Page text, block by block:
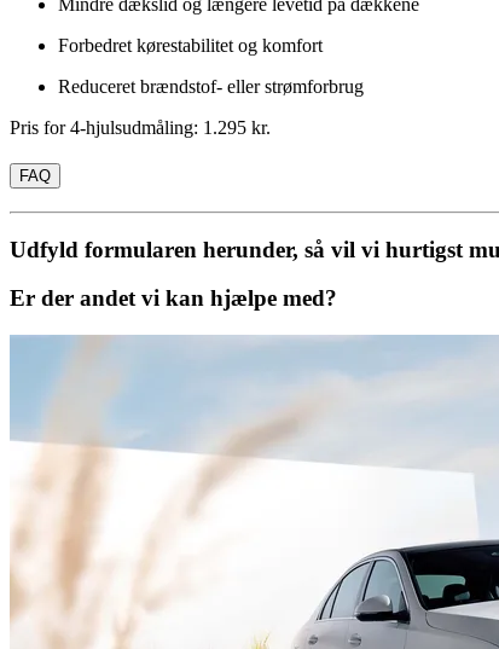
Forbedret kørestabilitet og komfort
Reduceret brændstof- eller strømforbrug
Pris for 4-hjulsudmåling: 1.295 kr.
FAQ
Udfyld formularen herunder, så vil vi hurtigst
Er der andet vi kan hjælpe med?